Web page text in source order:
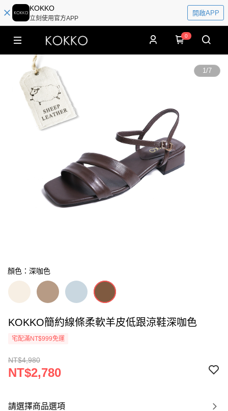
KOKKO
立刻使用官方APP
開啟APP
0
1/7
顏色：深咖色
KOKKO簡約線條柔軟羊皮低跟涼鞋深咖色
宅配滿NT$999免運
NT$4,980
NT$2,780
請選擇商品選項